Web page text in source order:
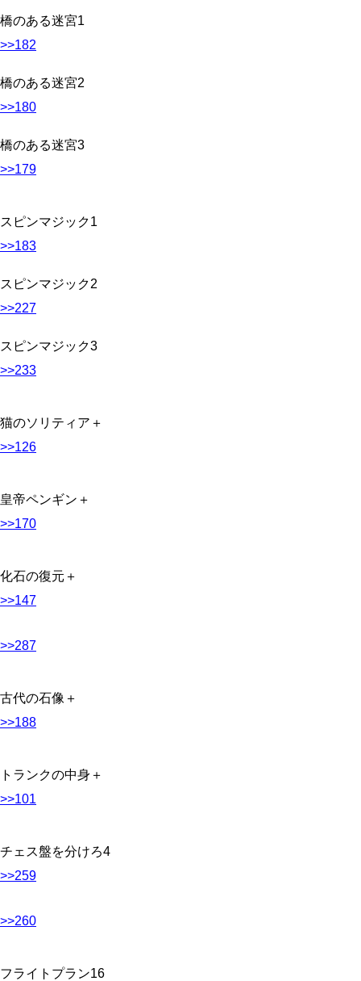
橋のある迷宮1
>>182
橋のある迷宮2
>>180
橋のある迷宮3
>>179
スピンマジック1
>>183
スピンマジック2
>>227
スピンマジック3
>>233
猫のソリティア＋
>>126
皇帝ペンギン＋
>>170
化石の復元＋
>>147
>>287
古代の石像＋
>>188
トランクの中身＋
>>101
チェス盤を分けろ4
>>259
>>260
フライトプラン16